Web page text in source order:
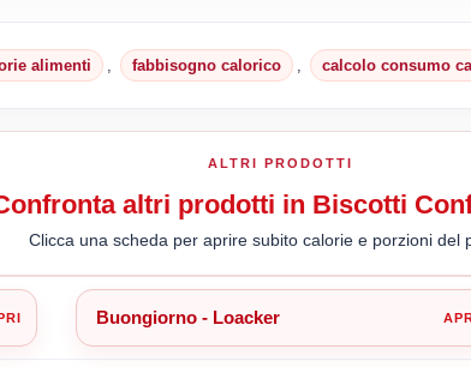
alimenti fabbisogno calorico calcolo consumo
ALTRI PRODOTTI
altri prodotti in Biscotti
Clicca una scheda per aprire subito calorie e porzioni del
Buongiorno - Loacker